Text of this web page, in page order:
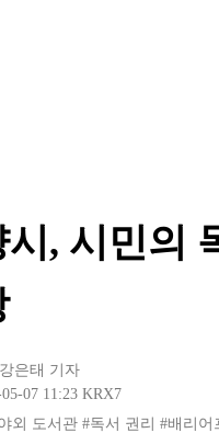
시, 시민의
강은태 기자
07 11:23 KRX7
외 도서관 #독서 권리 #배리어